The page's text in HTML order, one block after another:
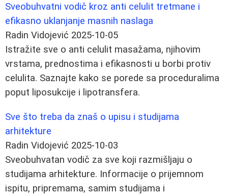
Sveobuhvatni vodič kroz anti celulit tretmane i
efikasno uklanjanje masnih naslaga
Radin Vidojević 2025-10-05
Istražite sve o anti celulit masažama, njihovim
vrstama, prednostima i efikasnosti u borbi protiv
celulita. Saznajte kako se porede sa proceduralima
poput liposukcije i lipotransfera.
Sve što treba da znaš o upisu i studijama
arhitekture
Radin Vidojević 2025-10-03
Sveobuhvatan vodič za sve koji razmišljaju o
studijama arhitekture. Informacije o prijemnom
ispitu, pripremama, samim studijama i